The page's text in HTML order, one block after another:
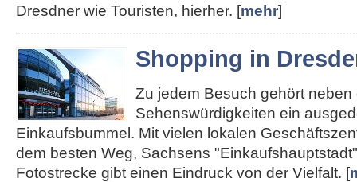
Dresdner wie Touristen, hierher. [mehr]
Shopping in
Zu jedem Besuch gehört neben
Sehenswürdigkeiten ein
Einkaufsbummel. Mit vielen lokalen
dem besten Weg, Sachsens
Fotostrecke gibt einen Eindruck von der Vielfalt. [